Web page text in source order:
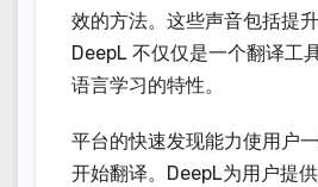
效的方法。这些声音包括提
DeepL 不仅仅是一个翻译工
语言学习的特性。
平台的快速发现能力使用户
开始翻译。DeepL为用户提